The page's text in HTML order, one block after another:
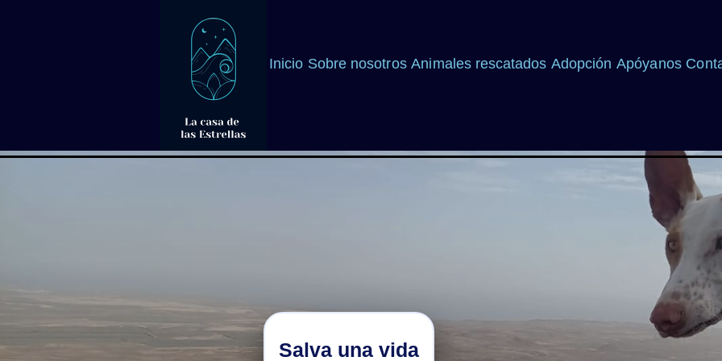
Inicio Sobre nosotros Animales rescatados Adopción Apóyanos
Salva una vida